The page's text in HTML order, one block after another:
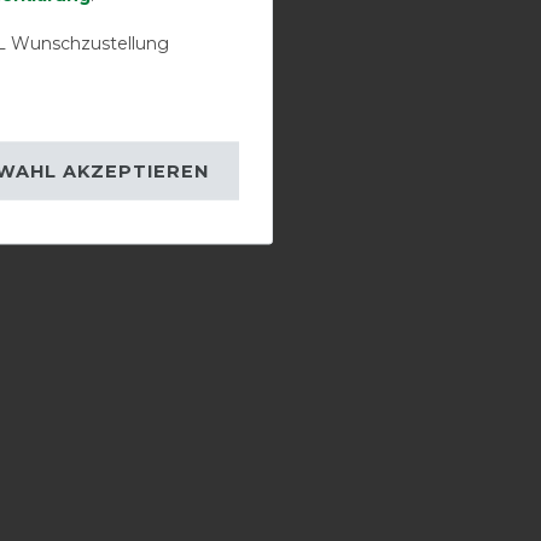
Wunschzustellung
AKZEPTIEREN